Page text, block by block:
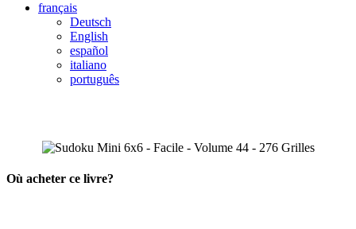
français
Deutsch
English
español
italiano
português
Où acheter ce livre?